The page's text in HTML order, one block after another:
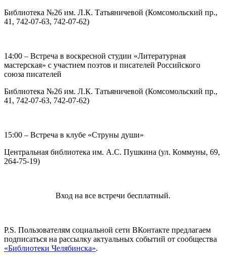
Библиотека №26 им. Л.К. Татьяничевой (Комсомольский пр.,
41, 742-07-63, 742-07-62)
14:00 – Встреча в воскресной студии «Литературная
мастерская» с участием поэтов и писателей Российского
союза писателей
Библиотека №26 им. Л.К. Татьяничевой (Комсомольский пр.,
41, 742-07-63, 742-07-62)
15:00 – Встреча в клубе «Струны души»
Центральная библиотека им. А.С. Пушкина (ул. Коммуны, 69,
264-75-19)
Вход на все встречи бесплатный.
P.S. Пользователям социальной сети ВКонтакте предлагаем
подписаться на рассылку актуальных событий от сообщества
«Библиотеки Челябинска».